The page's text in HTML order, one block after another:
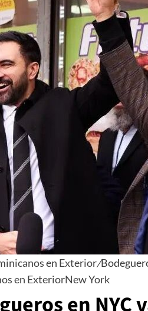
en Exterior/
en ExteriorNew York
en